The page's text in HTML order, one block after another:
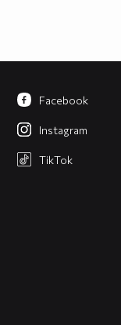
Facebook
Instagram
TikTok